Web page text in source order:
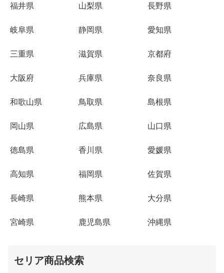
福井県 山梨県 長野県
岐阜県 静岡県 愛知県
三重県 滋賀県 京都府
大阪府 兵庫県 奈良県
和歌山県 鳥取県 島根県
岡山県 広島県 山口県
徳島県 香川県 愛媛県
高知県 福岡県 佐賀県
長崎県 熊本県 大分県
宮崎県 鹿児島県 沖縄県
セリア商品検索